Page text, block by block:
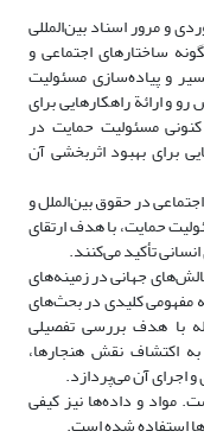
و مرور اسناد بین‌المللی
ساختارهای اجتماعی و
و پیاده‌سازی مسئولیت
و ارائة راهکارهایی برای
کنونی مسئولیت حمایت در
برای بهبود اثربخشی آن
در حقوق بین‌الملل و
حمایت، با هدف ارتقای
تأکید می‌کنند.
جهانی در زمینه‌های
مفهومی کلیدی در بحث‌های
با هدف بررسی تفصیلی
اکتشاف نقش هنجارها،
اجرای آن می‌پردازد.
مواد و داده‌ها نیز کیفی
استفاده‌ شده است.